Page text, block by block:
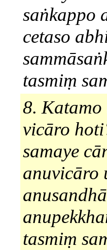
saṅkappo
cetaso
tasmiṃ
8. Katamo
vicāro
samaye
anuvicāro
tasmiṃ